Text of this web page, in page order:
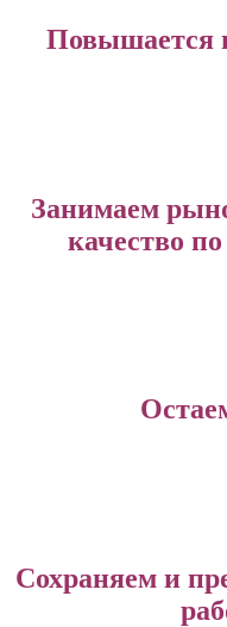
Повышается
Занимаем
качество
Сохраняем и